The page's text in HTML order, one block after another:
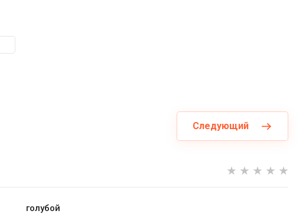
Следующий
голубой